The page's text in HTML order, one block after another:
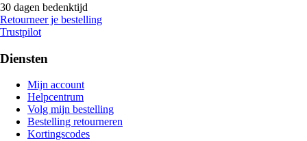
30 dagen bedenktijd
Retourneer je bestelling
Trustpilot
Diensten
Mijn account
Helpcentrum
Volg mijn bestelling
Bestelling retourneren
Kortingscodes